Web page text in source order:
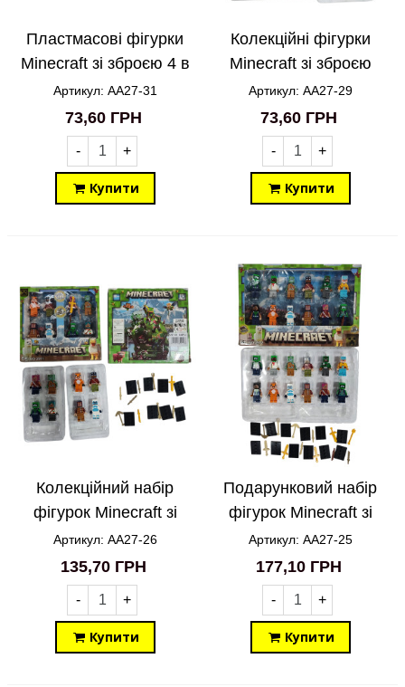
Пластмасові фігурки
Minecraft зі зброєю 4 в
1 AA27-31
Артикул: AA27-31
73,60 ГРН
- +
Купити
Колекційні фігурки
Minecraft зі зброєю
4in1 AA27-29
Артикул: AA27-29
73,60 ГРН
- +
Купити
Колекційний набір
фігурок Minecraft зі
зброєю 8in1 AA27-26
Артикул: AA27-26
135,70 ГРН
- +
Купити
Подарунковий набір
фігурок Minecraft зі
зброєю 12in1 AA27-25
Артикул: AA27-25
177,10 ГРН
- +
Купити